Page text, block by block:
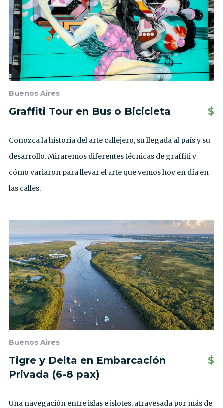
Buenos Aires
Graffiti Tour en Bus o Bicicleta $
Conozca la historia del arte callejero, su llegada al país y su
desarrollo. Miraremos diferentes técnicas de graffiti y
cómo variaron para llevar el arte que vemos hoy en día en
las calles.
Buenos Aires
Tigre y Delta en Embarcación
Privada (6-8 pax)
$
Una navegación entre islas e islotes, atravesada por más de